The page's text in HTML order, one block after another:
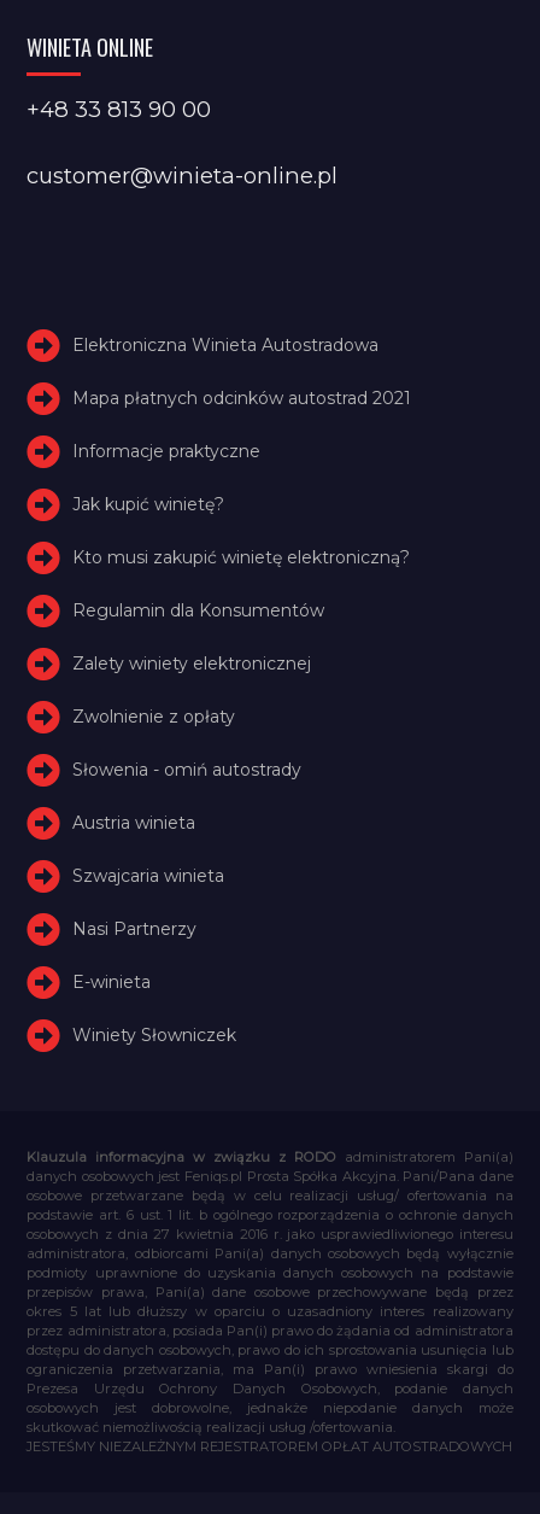
WINIETA ONLINE
+48 33 813 90 00
customer@winieta-online.pl
Elektroniczna Winieta Autostradowa
Mapa płatnych odcinków autostrad 2021
Informacje praktyczne
Jak kupić winietę?
Kto musi zakupić winietę elektroniczną?
Regulamin dla Konsumentów
Zalety winiety elektronicznej
Zwolnienie z opłaty
Słowenia - omiń autostrady
Austria winieta
Szwajcaria winieta
Nasi Partnerzy
E-winieta
Winiety Słowniczek
Klauzula informacyjna w związku z RODO administratorem Pani(a)
danych osobowych jest Feniqs.pl Prosta Spółka Akcyjna. Pani/Pana dane
osobowe przetwarzane będą w celu realizacji usług/ ofertowania na
podstawie art. 6 ust. 1 lit. b ogólnego rozporządzenia o ochronie danych
osobowych z dnia 27 kwietnia 2016 r. jako usprawiedliwionego interesu
administratora, odbiorcami Pani(a) danych osobowych będą wyłącznie
podmioty uprawnione do uzyskania danych osobowych na podstawie
przepisów prawa, Pani(a) dane osobowe przechowywane będą przez
okres 5 lat lub dłuższy w oparciu o uzasadniony interes realizowany
przez administratora, posiada Pan(i) prawo do żądania od administratora
dostępu do danych osobowych, prawo do ich sprostowania usunięcia lub
ograniczenia przetwarzania, ma Pan(i) prawo wniesienia skargi do
Prezesa Urzędu Ochrony Danych Osobowych, podanie danych
osobowych jest dobrowolne, jednakże niepodanie danych może
skutkować niemożliwością realizacji usług /ofertowania.
JESTEŚMY NIEZALEŻNYM REJESTRATOREM OPŁAT AUTOSTRADOWYCH